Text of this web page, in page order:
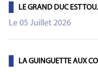
LE GRAND DUC EST
Le 05 Juillet 2026
LA GUINGUETTE AUX